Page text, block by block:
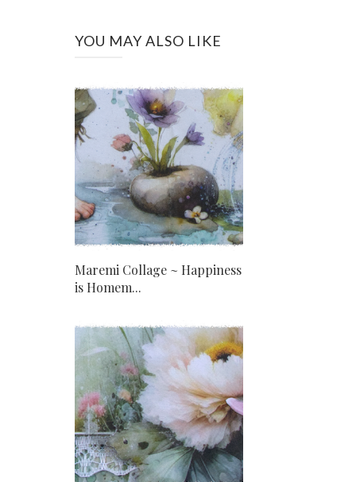
YOU MAY ALSO LIKE
Maremi Collage ~ Happiness
is Homem...